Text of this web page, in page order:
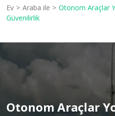
Ev > Araba ile > Otonom Araçlar
Güvenilirlik
Otonom Araçlar